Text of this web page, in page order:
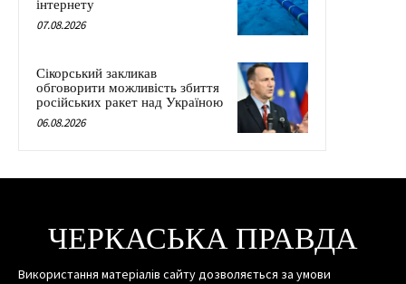
інтернету
07.08.2026
Сікорський закликав
обговорити можливість збиття
російських ракет над Україною
06.08.2026
ЧЕРКАСЬКА ПРАВДА
Використання матеріалів сайту дозволяється за умови